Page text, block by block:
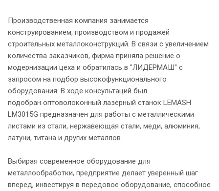
Производственная компания занимается
конструированием, производством и продажей
строительных металлоконструкций. В связи с увеличением
количества заказчиков, фирма приняла решение о
модернизации цеха и обратилась в "ЛИДЕРМАШ" с
запросом на подбор высокофункционального
оборудования. В ходе консультаций был
подобран оптоволоконный лазерный станок LEMASH
LM3015G предназначен для работы с металлическими
листами из стали, нержавеющая стали, меди, алюминия,
латуни, титана и других металлов.
Выбирая современное оборудование для
металлообработки, предприятие делает уверенный шаг
вперёд, инвестируя в передовое оборудование, способное